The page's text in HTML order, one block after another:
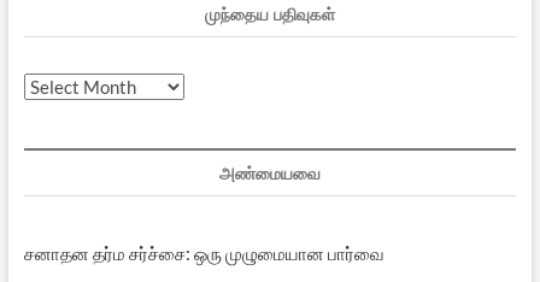
முந்தைய பதிவுகள்
முந்தைய
அண்மையவை
சனாதன தர்ம சர்ச்சை: ஒரு முழுமையான பார்வை